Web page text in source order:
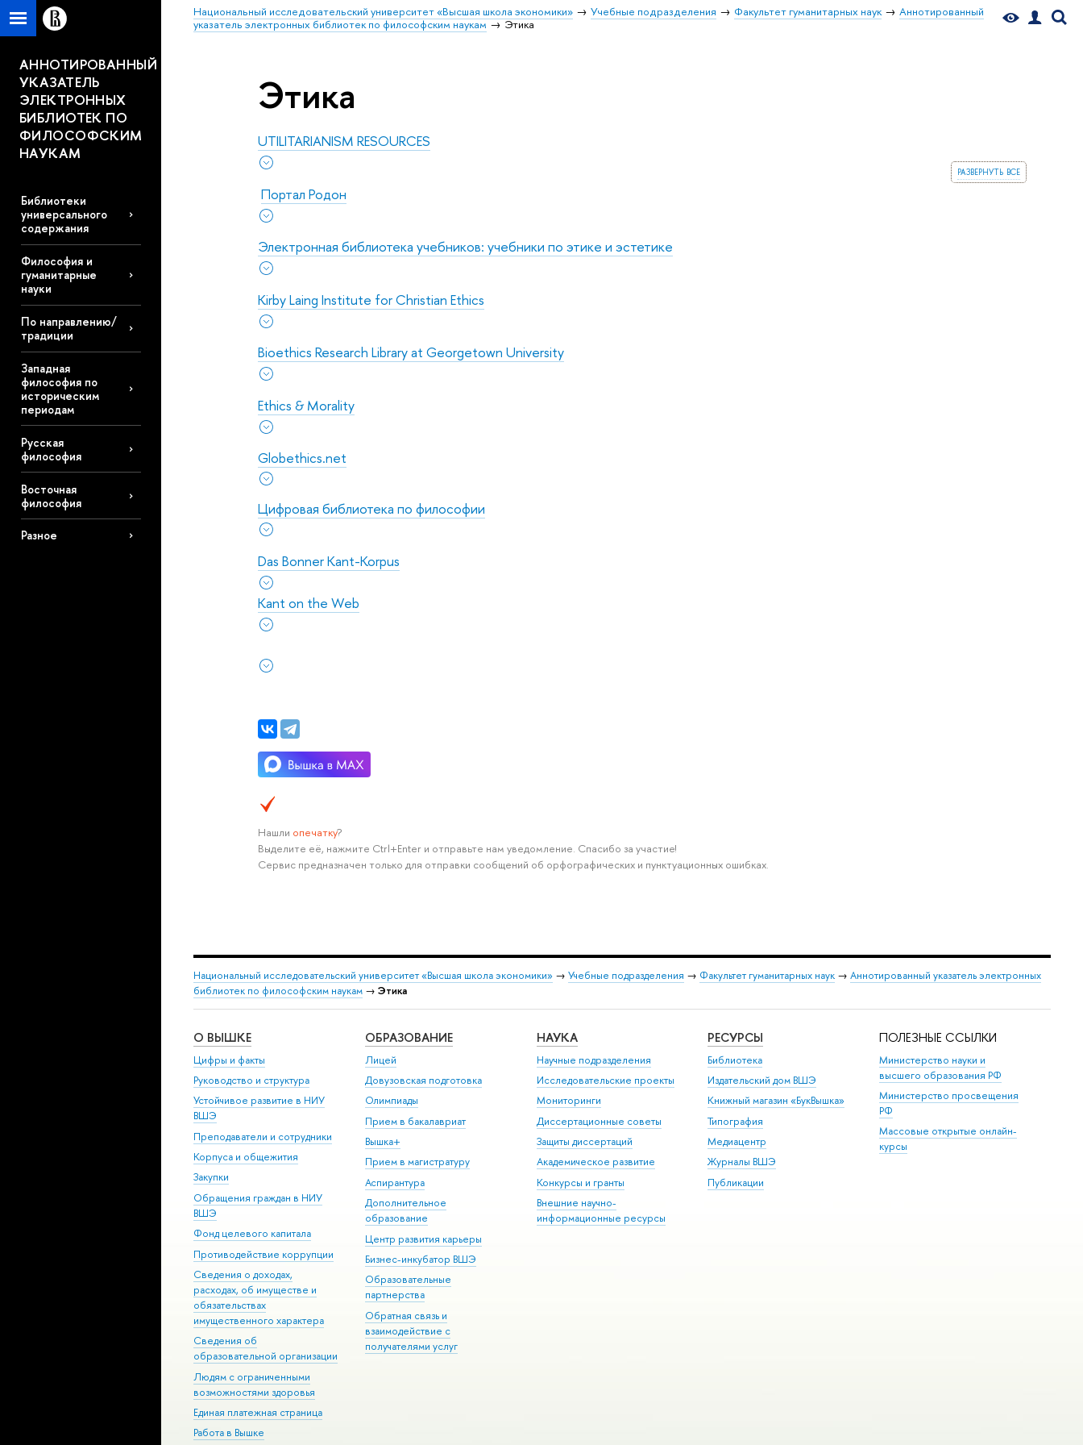
Национальный исследовательский университет «Высшая школа экономики» Учебные подразделения Факультет гуманитарных наук
Аннотированный
указатель электронных библиотек по философским наукам
Этика
АННОТИРОВАННЫЙ
УКАЗАТЕЛЬ
ЭЛЕКТРОННЫХ
БИБЛИОТЕК ПО
ФИЛОСОФСКИМ
НАУКАМ
Библиотеки
универсального
содержания
Философия и
гуманитарные
науки
По направлению/
традиции
Западная
философия по
историческим
периодам
Русская
философия
Восточная
философия
Разное
Этика
UTILITARIANISM RESOURCES
развернуть все
Портал Родон
Электронная библиотека учебников: учебники по этике и эстетике
Kirby Laing Institute for Christian Ethics
Bioethics Research Library at Georgetown University
Ethics & Morality
Globethics.net
Цифровая библиотека по философии
Das Bonner Kant-Korpus
Kant on the Web
Нашли опечатку?
Выделите её, нажмите Ctrl+Enter и отправьте нам уведомление. Спасибо за участие!
Сервис предназначен только для отправки сообщений об орфографических и пунктуационных ошибках.
Национальный исследовательский университет «Высшая школа экономики» → Учебные подразделения → Факультет гуманитарных наук → Аннотированный указатель электронных
библиотек по философским наукам → Этика
О ВЫШКЕ
Цифры и факты
Руководство и структура
Устойчивое развитие в НИУ
ВШЭ
Преподаватели и сотрудники
Корпуса и общежития
Закупки
Обращения граждан в НИУ
ВШЭ
Фонд целевого капитала
Противодействие коррупции
Сведения о доходах,
расходах, об имуществе и
обязательствах
имущественного характера
Сведения об
образовательной организации
Людям с ограниченными
возможностями здоровья
Единая платежная страница
Работа в Вышке
ОБРАЗОВАНИЕ
Лицей
Довузовская подготовка
Олимпиады
Прием в бакалавриат
Вышка+
Прием в магистратуру
Аспирантура
Дополнительное
образование
Центр развития карьеры
Бизнес-инкубатор ВШЭ
Образовательные
партнерства
Обратная связь и
взаимодействие с
получателями услуг
НАУКА
Научные подразделения
Исследовательские проекты
Мониторинги
Диссертационные советы
Защиты диссертаций
Академическое развитие
Конкурсы и гранты
Внешние научно-
информационные ресурсы
РЕСУРСЫ
Библиотека
Издательский дом ВШЭ
Книжный магазин «БукВышка»
Типография
Медиацентр
Журналы ВШЭ
Публикации
ПОЛЕЗНЫЕ ССЫЛКИ
Министерство науки и
высшего образования РФ
Министерство просвещения
РФ
Массовые открытые онлайн-
курсы